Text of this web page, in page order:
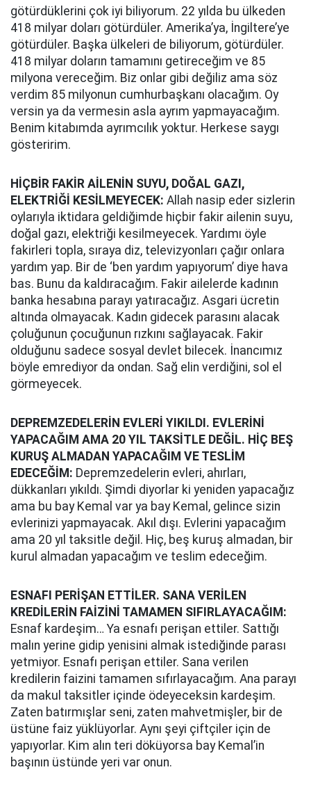
götürdüklerini çok iyi biliyorum. 22 yılda bu ülkeden
418 milyar doları götürdüler. Amerika’ya, İngiltere’ye
götürdüler. Başka ülkeleri de biliyorum, götürdüler.
418 milyar doların tamamını getireceğim ve 85
milyona vereceğim. Biz onlar gibi değiliz ama söz
verdim 85 milyonun cumhurbaşkanı olacağım. Oy
versin ya da vermesin asla ayrım yapmayacağım.
Benim kitabımda ayrımcılık yoktur. Herkese saygı
gösteririm.
HİÇBİR FAKİR AİLENİN SUYU, DOĞAL GAZI,
ELEKTRİĞİ KESİLMEYECEK: Allah nasip eder sizlerin
oylarıyla iktidara geldiğimde hiçbir fakir ailenin suyu,
doğal gazı, elektriği kesilmeyecek. Yardımı öyle
fakirleri topla, sıraya diz, televizyonları çağır onlara
yardım yap. Bir de ‘ben yardım yapıyorum’ diye hava
bas. Bunu da kaldıracağım. Fakir ailelerde kadının
banka hesabına parayı yatıracağız. Asgari ücretin
altında olmayacak. Kadın gidecek parasını alacak
çoluğunun çocuğunun rızkını sağlayacak. Fakir
olduğunu sadece sosyal devlet bilecek. İnancımız
böyle emrediyor da ondan. Sağ elin verdiğini, sol el
görmeyecek.
DEPREMZEDELERİN EVLERİ YIKILDI. EVLERİNİ
YAPACAĞIM AMA 20 YIL TAKSİTLE DEĞİL. HİÇ BEŞ
KURUŞ ALMADAN YAPACAĞIM VE TESLİM
EDECEĞİM: Depremzedelerin evleri, ahırları,
dükkanları yıkıldı. Şimdi diyorlar ki yeniden yapacağız
ama bu bay Kemal var ya bay Kemal, gelince sizin
evlerinizi yapmayacak. Akıl dışı. Evlerini yapacağım
ama 20 yıl taksitle değil. Hiç, beş kuruş almadan, bir
kurul almadan yapacağım ve teslim edeceğim.
ESNAFI PERİŞAN ETTİLER. SANA VERİLEN
KREDİLERİN FAİZİNİ TAMAMEN SIFIRLAYACAĞIM:
Esnaf kardeşim… Ya esnafı perişan ettiler. Sattığı
malın yerine gidip yenisini almak istediğinde parası
yetmiyor. Esnafı perişan ettiler. Sana verilen
kredilerin faizini tamamen sıfırlayacağım. Ana parayı
da makul taksitler içinde ödeyeceksin kardeşim.
Zaten batırmışlar seni, zaten mahvetmişler, bir de
üstüne faiz yüklüyorlar. Aynı şeyi çiftçiler için de
yapıyorlar. Kim alın teri döküyorsa bay Kemal’in
başının üstünde yeri var onun.